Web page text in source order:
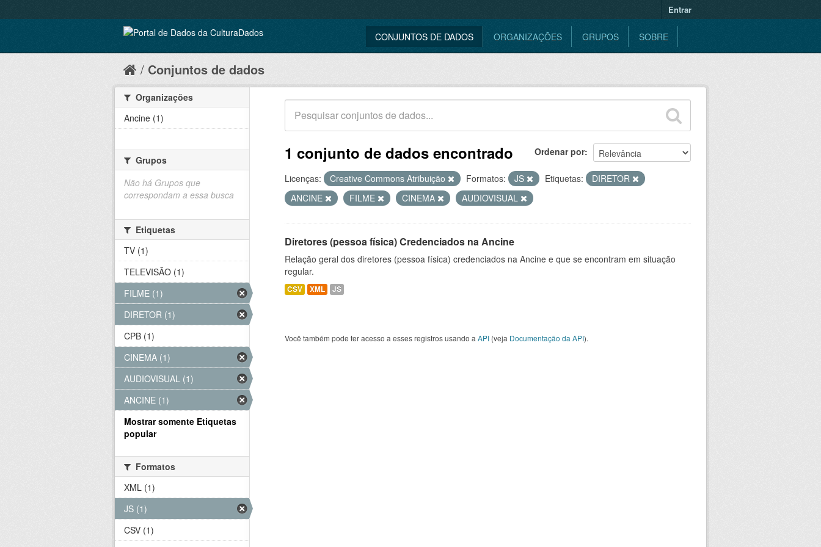
Entrar
CONJUNTOS DE DADOS ORGANIZAÇÕES GRUPOS SOBRE
Conjuntos de dados
Ordenar por
1 conjunto de dados encontrado
Licenças: Creative Commons Atribuição Formatos: JS Etiquetas:
DIRETOR
ANCINE
FILME CINEMA AUDIOVISUAL
Diretores (pessoa física) Credenciados na Ancine
Relação geral dos diretores (pessoa física) credenciados na Ancine e que se encontram em situação
regular.
CSV XML JS
Você também pode ter acesso a esses registros usando a API (veja Documentação da API).
Organizações
Ancine (1)
Grupos
Não há Grupos que
correspondam a essa busca
Etiquetas
TV (1)
TELEVISÃO (1)
FILME (1)
DIRETOR (1)
CPB (1)
CINEMA (1)
AUDIOVISUAL (1)
ANCINE (1)
Mostrar somente Etiquetas
popular
Formatos
XML (1)
JS (1)
CSV (1)